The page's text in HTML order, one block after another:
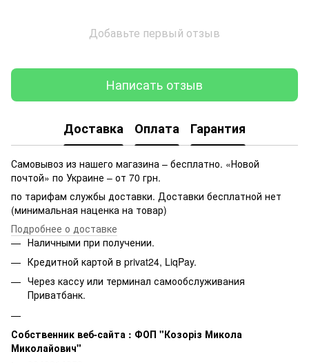
Добавьте первый отзыв
Написать отзыв
Доставка Оплата Гарантия
Самовывоз из нашего магазина – бесплатно. «Новой
почтой» по Украине – от 70 грн.
по тарифам службы доставки. Доставки бесплатной нет
(минимальная наценка на товар)
Подробнее о доставке
Наличными при получении.
Кредитной картой в privat24, LiqPay.
Через кассу или терминал самообслуживания
Приватбанк.
Собственник веб-сайта : ФОП "Козоріз Микола
Миколайович"